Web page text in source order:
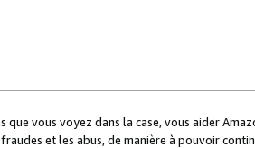
que vous voyez dans la case, vous aider
et les abus, de manière à pouvoir